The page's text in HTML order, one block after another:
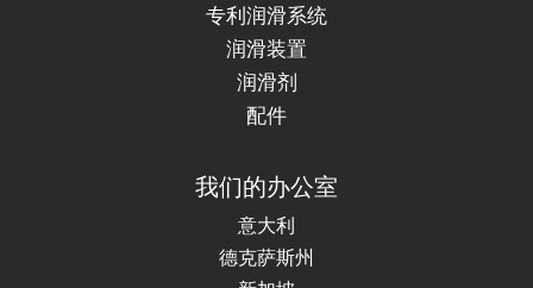
专利润滑系统
润滑装置
润滑剂
配件
我们的办公室
意大利
德克萨斯州